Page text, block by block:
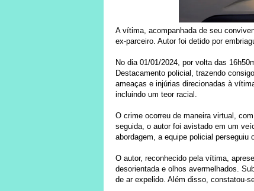
A vítima, acompanhada de seu
ex-parceiro. Autor foi detido por
No dia 01/01/2024, por volta das
Destacamento policial, trazendo
ameaças e injúrias direcionadas à
incluindo um teor racial.
O crime ocorreu de maneira virtual,
seguida, o autor foi avistado em um
abordagem, a equipe policial
O autor, reconhecido pela vítima,
desorientada e olhos avermelhados.
de ar expelido. Além disso, constatou-